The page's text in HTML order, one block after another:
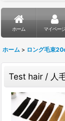
ホーム マイページ
ホーム > ロング毛束
Test hair / 人